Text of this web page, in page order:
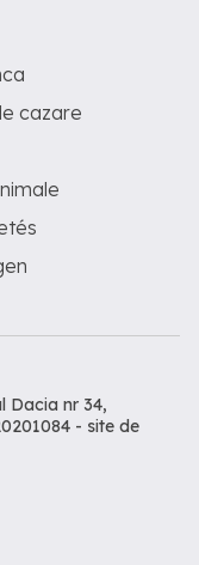
cazare
Dacia nr 34,
- site de